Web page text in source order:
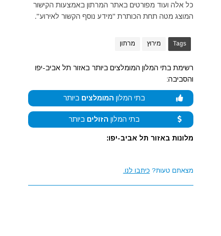
כל אלה ועוד מפורטים באתר המרתון באמצעות הקישור
המוצג מטה תחת הכותרת "מידע נוסף הקשור לאירוע".
Tags מירוץ מרתון
רשימת בתי המלון המומלצים ביותר באזור תל אביב-יפו
והסביבה:
בתי המלון המומלצים ביותר
בתי המלון הזולים ביותר
מלונות באזור תל אביב-יפו:
מצאתם טעות? כיתבו לנו.